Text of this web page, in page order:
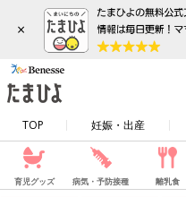
×
TOP 妊娠・出産
育児グッズ 病気・予防接種 離乳食